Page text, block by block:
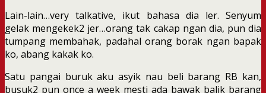
Lain-lain…very talkative, ikut bahasa dia ler. Senyum
gelak mengekek2 jer…orang tak cakap ngan dia, pun dia
tumpang membahak, padahal orang borak ngan bapak
ko, abang kakak ko.
Satu pangai buruk aku asyik nau beli barang RB kan,
busuk2 pun once a week mesti ada bawak balik barang